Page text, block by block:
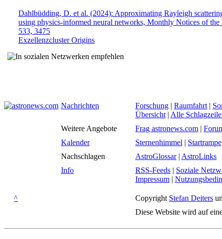
Dahlbüdding, D. et al. (2024): Approximating Rayleigh
using physics-informed neural networks, Monthly Notices of
533, 3475
Exzellenzcluster Origins
Nachrichten Forschung | Raumfahrt |
Übersicht | Alle
Weitere Angebote
Frag astronews.com |
Kalender
Sternenhimmel | Startrampe
Nachschlagen
AstroGlossar| AstroLinks
Info
RSS-Feeds | Soziale
Impressum |
^ Copyright Stefan Deiters
Diese Website wird auf